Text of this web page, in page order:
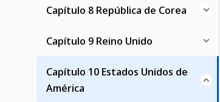
Capítulo 8 República de Corea
Capítulo 9 Reino Unido
Capítulo 10 Estados Unidos de
América